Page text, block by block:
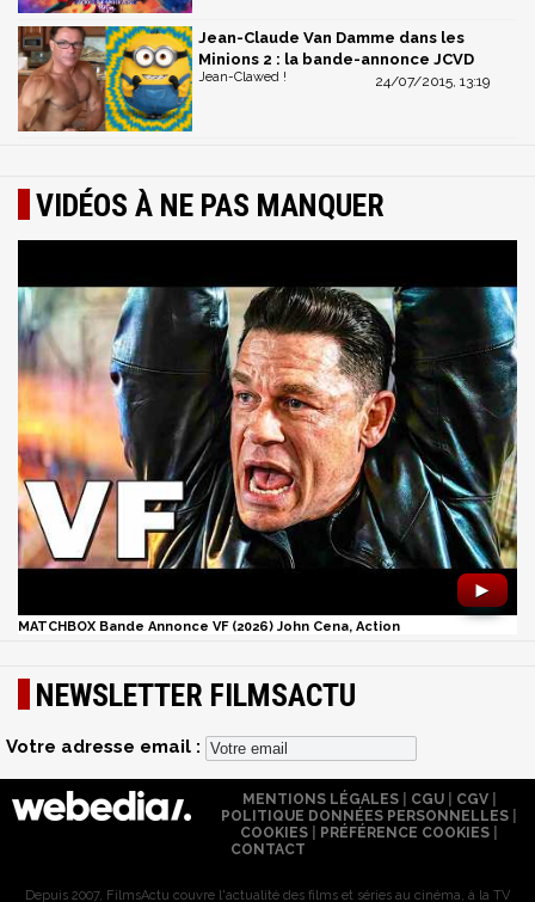
Jean-Claude Van Damme dans les
Minions 2 : la bande-annonce JCVD
24/07/2015, 13:19
Jean-Clawed !
VIDÉOS À NE PAS MANQUER
►
MATCHBOX Bande Annonce VF (2026) John Cena, Action
NEWSLETTER FILMSACTU
Votre adresse email :
MENTIONS LÉGALES| CGU| CGV|
POLITIQUE DONNÉES PERSONNELLES
COOKIES
PRÉFÉRENCE COOKIES
CONTACT
Depuis 2007, FilmsActu couvre l'actualité des films et séries au cinéma, à la TV